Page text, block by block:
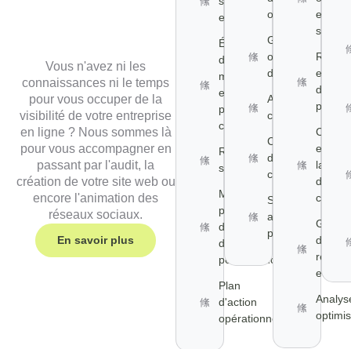
Vous n'avez ni les
connaissances ni le temps
pour vous occuper de la
visibilité de votre entreprise
en ligne ? Nous sommes là
pour vous accompagner en
passant par l'audit, la
création de votre site web ou
encore l'animation des
réseaux sociaux.
En savoir plus
et audit
Étude
du
marché
et des
publics
cibles
Recommandations
stratégiques
Mise en
place
d'indicateurs
de
performance
Plan
d'action
opérationnel
opportunités
Gestion
opérationnelle
des comptes
Animation des
communautés
Création
de
contenus
Suivi et
analyse des
performances
et
et
des
et
de la
des
et suivi